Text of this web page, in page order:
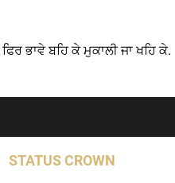
ਭਾਵੇ ਬਹਿ ਕੇ ਮੁਕਾਲੀ ਜਾ ਖਹਿ ਕੇ.
STATUS CROWN